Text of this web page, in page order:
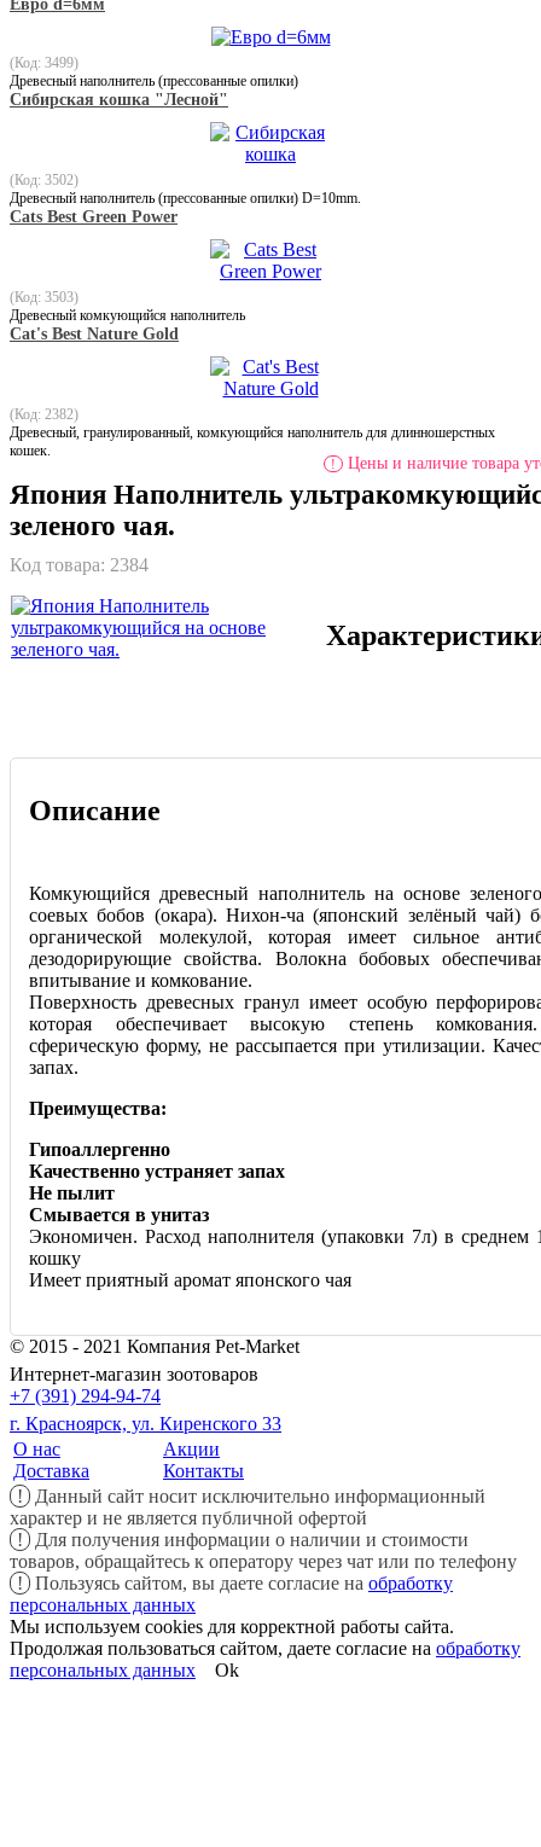
Евро d=6мм
(Код: 3499)
Древесный наполнитель (прессованные опилки)
Сибирская кошка "Лесной"
(Код: 3502)
Древесный наполнитель (прессованные опилки) D=10mm.
Сats Best Green Power
(Код: 3503)
Древесный комкующийся наполнитель
Cat's Best Nature Gold
(Код: 2382)
Древесный, гранулированный, комкующийся наполнитель для длинношерстных
кошек.
! Цены и наличие товара
Япония Наполнитель
зеленого чая.
Код товара: 2384
Описание
Комкующийся древесный наполнитель на основе
соевых бобов (окара). Нихон-ча (японский зелёный чай)
органической молекулой, которая имеет сильное
дезодорирующие свойства. Волокна бобовых
впитывание и комкование.
Поверхность древесных гранул имеет особую
которая обеспечивает высокую степень
сферическую форму, не рассыпается при утилизации.
запах.
Преимущества:
Гипоаллергенно
Качественно устраняет запах
Не пылит
Смывается в унитаз
Экономичен. Расход наполнителя (упаковки 7л) в среднем
кошку
Имеет приятный аромат японского чая
© 2015 - 2021 Компания Pet-Market
Интернет-магазин зоотоваров
+7 (391) 294-94-74
г. Красноярск, ул. Киренского 33
О нас
Доставка
Акции
Контакты
!
Данный сайт носит исключительно информационный
характер и не является публичной офертой
!
Для получения информации о наличии и стоимости
товаров, обращайтесь к оператору через чат или по телефону
!
Пользуясь сайтом, вы даете согласие на обработку
персональных данных
Мы используем cookies для корректной работы сайта.
Продолжая пользоваться сайтом, даете согласие на обработку
персональных данных
Ok